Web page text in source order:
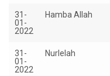
31-
01-
2022
Hamba Allah
31-
01-
2022
Nurlelah